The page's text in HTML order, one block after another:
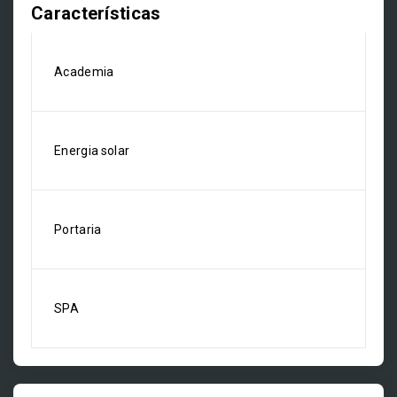
Características
Academia
Energia solar
Portaria
SPA